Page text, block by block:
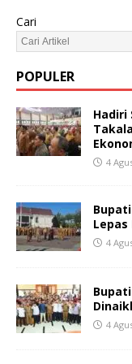
Cari
POPULER
Hadiri
4
Lepas
4
4